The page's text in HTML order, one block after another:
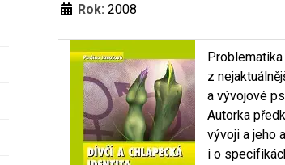
Rok:2008
z
a vývojové
Autorka
vývoji a jeho
i o